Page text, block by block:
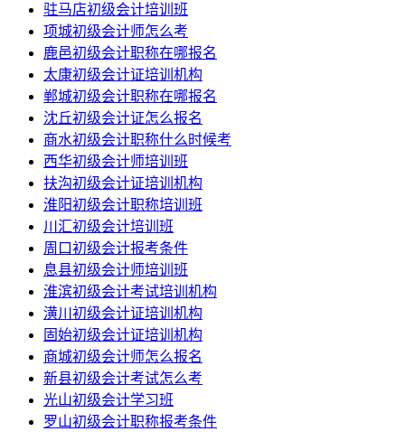
驻马店初级会计培训班
项城初级会计师怎么考
鹿邑初级会计职称在哪报名
太康初级会计证培训机构
郸城初级会计职称在哪报名
沈丘初级会计证怎么报名
商水初级会计职称什么时候考
西华初级会计师培训班
扶沟初级会计证培训机构
淮阳初级会计职称培训班
川汇初级会计培训班
周口初级会计报考条件
息县初级会计师培训班
淮滨初级会计考试培训机构
潢川初级会计证培训机构
固始初级会计证培训机构
商城初级会计师怎么报名
新县初级会计考试怎么考
光山初级会计学习班
罗山初级会计职称报考条件